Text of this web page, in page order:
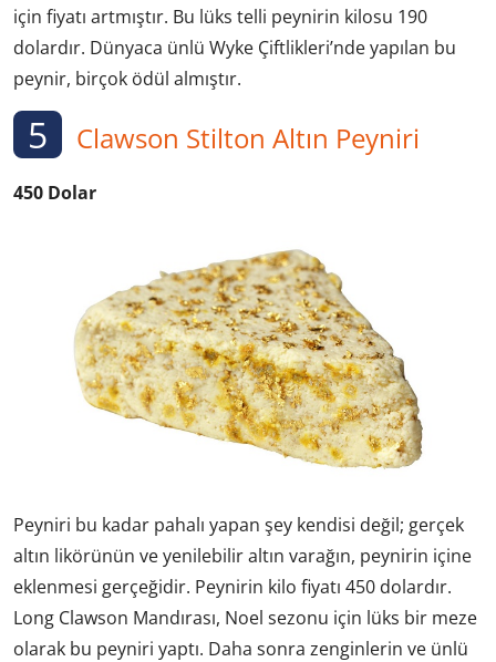
için fiyatı artmıştır. Bu lüks telli peynirin kilosu 190
dolardır. Dünyaca ünlü Wyke Çiftlikleri’nde yapılan bu
peynir, birçok ödül almıştır.
5 Clawson Stilton Altın Peyniri
450 Dolar
Peyniri bu kadar pahalı yapan şey kendisi değil; gerçek
altın likörünün ve yenilebilir altın varağın, peynirin içine
eklenmesi gerçeğidir. Peynirin kilo fiyatı 450 dolardır.
Long Clawson Mandırası, Noel sezonu için lüks bir meze
olarak bu peyniri yaptı. Daha sonra zenginlerin ve ünlü